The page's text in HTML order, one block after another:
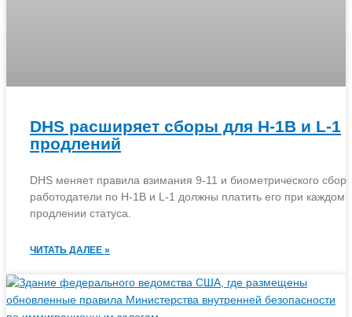
DHS расширяет сборы для H-1B и L-1
продлений
DHS меняет правила взимания 9-11 и биометрического
работодатели по H-1B и L-1 должны платить его при каждом
продлении статуса.
ЧИТАТЬ ДАЛЕЕ »